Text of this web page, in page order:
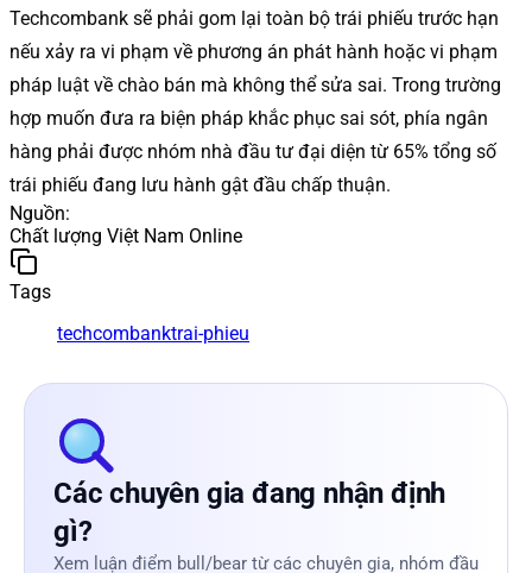
Techcombank sẽ phải gom lại toàn bộ trái phiếu trước hạn
nếu xảy ra vi phạm về phương án phát hành hoặc vi phạm
pháp luật về chào bán mà không thể sửa sai. Trong trường
hợp muốn đưa ra biện pháp khắc phục sai sót, phía ngân
hàng phải được nhóm nhà đầu tư đại diện từ 65% tổng số
trái phiếu đang lưu hành gật đầu chấp thuận.
Nguồn:
Chất lượng Việt Nam Online
Tags
techcombanktrai-phieu
Các chuyên gia đang nhận định
gì?
Xem luận điểm bull/bear từ các chuyên gia, nhóm đầu